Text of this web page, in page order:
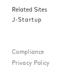
Related Sites
J-Startup
Compliance
Privacy Policy